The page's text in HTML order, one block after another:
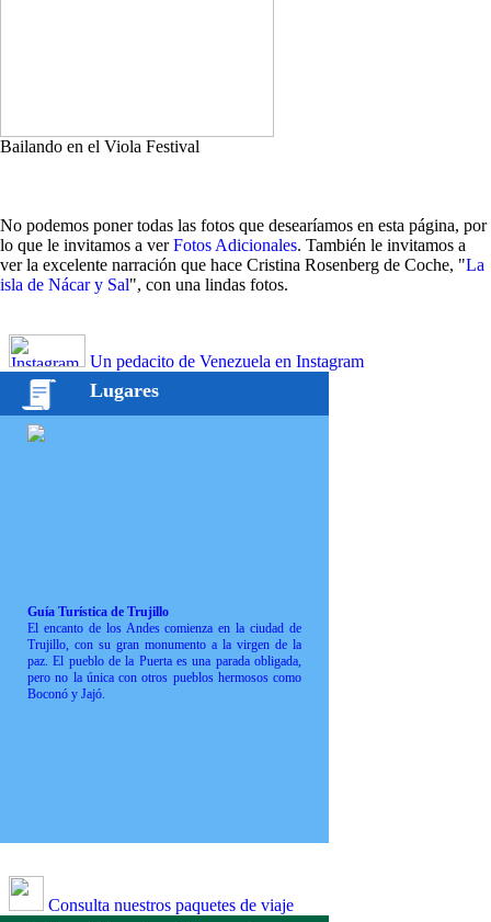
Bailando en el Viola Festival
No podemos poner todas las fotos que desearíamos en esta página, por
lo que le invitamos a verFotos Adicionales. También le invitamos a
ver la excelente narración que hace Cristina Rosenberg de Coche, "La
isla de Nácar y Sal", con una lindas fotos.
Un pedacito de Venezuela en Instagram
Lugares
Guía Turística de Trujillo
El encanto de los Andes comienza en la ciudad de
Trujillo, con su gran monumento a la virgen de la
paz. El pueblo de la Puerta es una parada obligada,
pero no la única con otros pueblos hermosos como
Boconó y Jajó.
Consulta nuestros paquetes de viaje